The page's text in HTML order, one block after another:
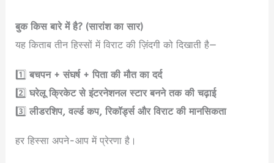
बुक किस बारे में है? (सारांश का सार)
यह किताब तीन हिस्सों में विराट की ज़िंदगी को दिखाती है—
1️⃣बचपन + संघर्ष + पिता की मौत का दर्द
2️⃣घरेलू क्रिकेट से इंटरनेशनल स्टार बनने तक की चढ़ाई
3️⃣लीडरशिप, वर्ल्ड कप, रिकॉर्ड्स और विराट की मानसिकता
हर हिस्सा अपने-आप में प्रेरणा है।